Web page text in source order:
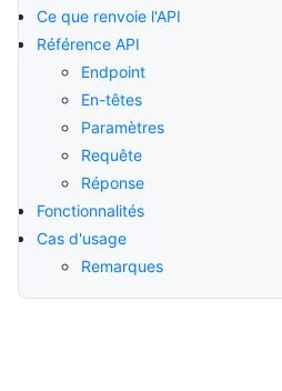
Ce que renvoie l'API
Référence API
Endpoint
En-têtes
Paramètres
Requête
Réponse
Fonctionnalités
Cas d'usage
Remarques